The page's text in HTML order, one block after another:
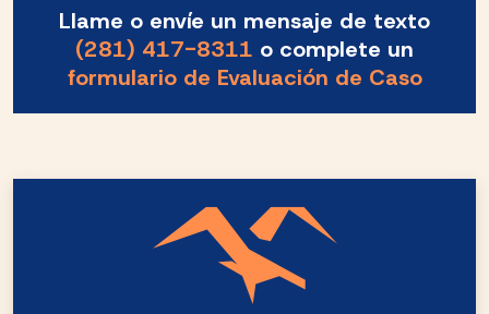
Llame o envíe un mensaje de texto
(281) 417-8311 o complete un
formulario de Evaluación de Caso